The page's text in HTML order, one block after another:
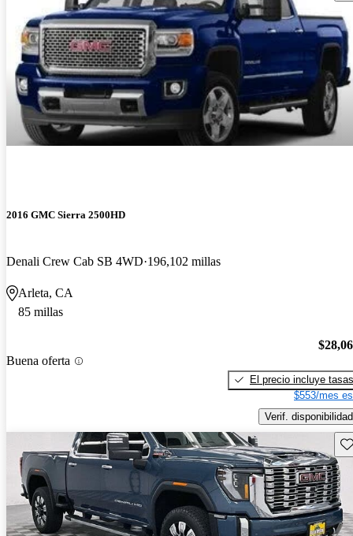
2016 GMC Sierra 2500HD
Denali Crew Cab SB 4WD 196,102 millas
Arleta, CA
85 millas
Buena oferta
El precio incluye tasas
$553/mes
Verif. disponibilidad